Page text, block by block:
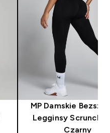
MP Damskie
Legginsy Scrunch
Czarny